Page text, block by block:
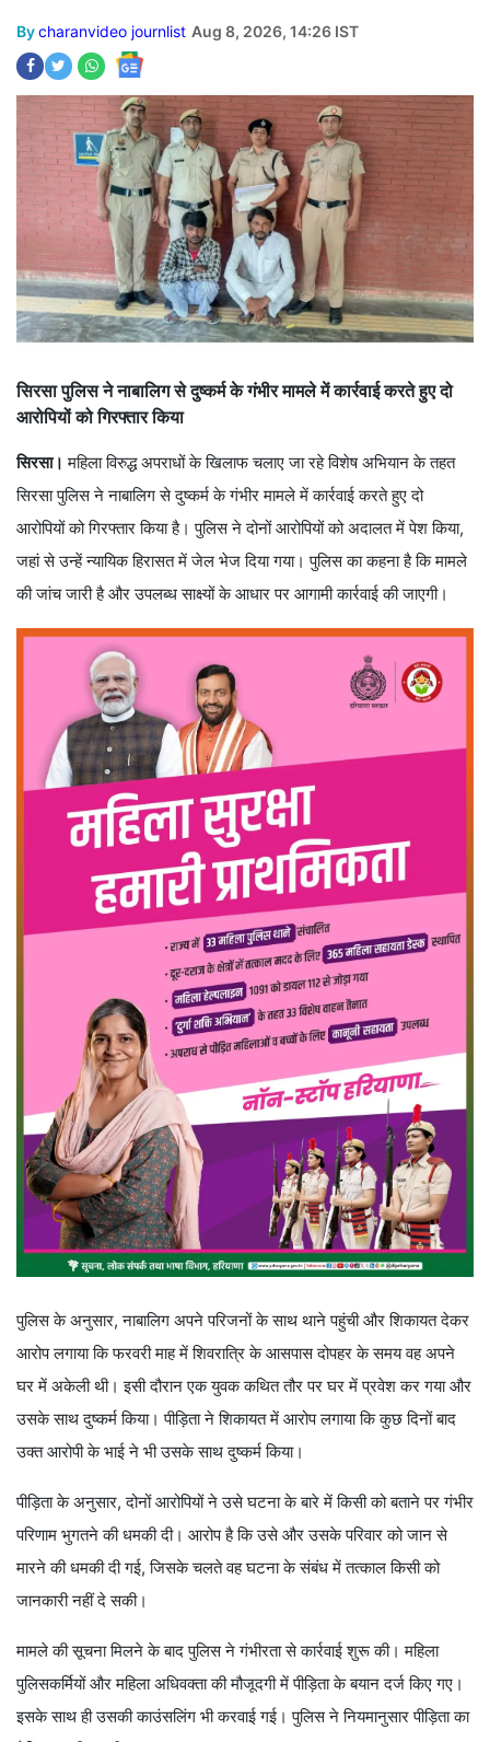
Bycharanvideo journlist Aug 8, 2026, 14:26 IST
सिरसा पुलिस ने नाबालिग से दुष्कर्म के गंभीर मामले में कार्रवाई करते हुए दो
आरोपियों को गिरफ्तार किया
सिरसा। महिला विरुद्ध अपराधों के खिलाफ चलाए जा रहे विशेष अभियान के तहत
सिरसा पुलिस ने नाबालिग से दुष्कर्म के गंभीर मामले में कार्रवाई करते हुए दो
आरोपियों को गिरफ्तार किया है। पुलिस ने दोनों आरोपियों को अदालत में पेश किया,
जहां से उन्हें न्यायिक हिरासत में जेल भेज दिया गया। पुलिस का कहना है कि मामले
की जांच जारी है और उपलब्ध साक्ष्यों के आधार पर आगामी कार्रवाई की जाएगी।
पुलिस के अनुसार, नाबालिग अपने परिजनों के साथ थाने पहुंची और शिकायत देकर
आरोप लगाया कि फरवरी माह में शिवरात्रि के आसपास दोपहर के समय वह अपने
घर में अकेली थी। इसी दौरान एक युवक कथित तौर पर घर में प्रवेश कर गया और
उसके साथ दुष्कर्म किया। पीड़िता ने शिकायत में आरोप लगाया कि कुछ दिनों बाद
उक्त आरोपी के भाई ने भी उसके साथ दुष्कर्म किया।
पीड़िता के अनुसार, दोनों आरोपियों ने उसे घटना के बारे में किसी को बताने पर गंभीर
परिणाम भुगतने की धमकी दी। आरोप है कि उसे और उसके परिवार को जान से
मारने की धमकी दी गई, जिसके चलते वह घटना के संबंध में तत्काल किसी को
जानकारी नहीं दे सकी।
मामले की सूचना मिलने के बाद पुलिस ने गंभीरता से कार्रवाई शुरू की। महिला
पुलिसकर्मियों और महिला अधिवक्ता की मौजूदगी में पीड़िता के बयान दर्ज किए गए।
इसके साथ ही उसकी काउंसलिंग भी करवाई गई। पुलिस ने नियमानुसार पीड़िता का